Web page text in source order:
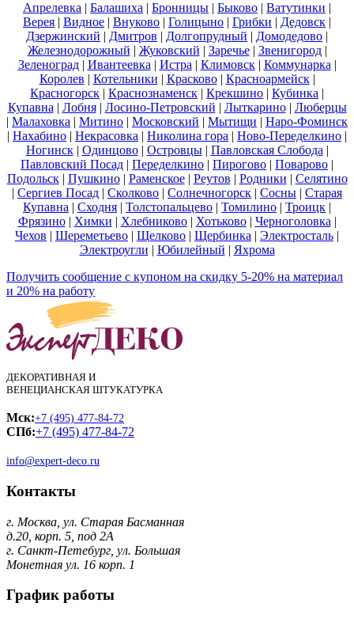
Апрелевка | Балашиха | Бронницы | Быково | Ватутинки |
Верея | Видное | Внуково | Голицыно | Грибки | Дедовск |
Дзержинский | Дмитров | Долгопрудный | Домодедово |
Железнодорожный | Жуковский | Заречье| Звенигород|
Зеленоград| Ивантеевка | Истра | Климовск| Коммунарка |
Королев | Котельники | Красково| Красноармейск|
Красногорск | Краснознаменск | Крекшино | Кубинка |
Купавна | Лобня| Лосино-Петровский | Лыткарино| Люберцы
| Малаховка | Митино | Московский | Мытищи | Наро-Фоминск
| Нахабино | Некрасовка | Николина гора | Ново-Переделкино |
Ногинск| Одинцово| Островцы| Павловская Слобода |
Павловский Посад | Переделкино | Пирогово | Поварово |
Подольск| Пушкино| Раменское| Реутов | Родники | Селятино
| Сергиев Посад | Сколково | Солнечногорск | Сосны | Старая
Купавна | Сходня | Толстопальцево | Томилино | Троицк |
Фрязино| Химки | Хлебниково| Хотьково| Черноголовка |
Чехов | Шереметьево | Щелково | Щербинка | Электросталь |
Электроугли | Юбилейный | Яхрома
Получить сообщение с купоном на скидку 5-20% на материал
и 20% на работу
ДЕКОРАТИВНАЯ И
ВЕНЕЦИАНСКАЯ ШТУКАТУРКА
Мск:+7 (495) 477-84-72
СПб:+7 (495) 477-84-72
info@expert-deco.ru
Контакты
г. Москва, ул. Старая Басманная
д.20, корп. 5, под 2А
г. Санкт-Петебург, ул. Большая
Монетная ул. 16 корп. 1
График работы